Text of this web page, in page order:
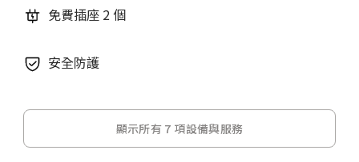
免費插座 2 個
安全防護
顯示所有 7 項設備與服務